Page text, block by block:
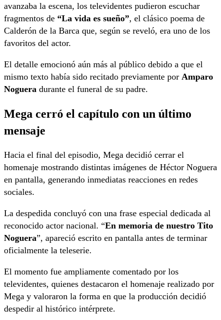
avanzaba la escena, los televidentes pudieron escuchar
fragmentos de “La vida es sueño”, el clásico poema de
Calderón de la Barca que, según se reveló, era uno de los
favoritos del actor.
El detalle emocionó aún más al público debido a que el
mismo texto había sido recitado previamente por Amparo
Noguera durante el funeral de su padre.
Mega cerró el capítulo con un último
mensaje
Hacia el final del episodio, Mega decidió cerrar el
homenaje mostrando distintas imágenes de Héctor Noguera
en pantalla, generando inmediatas reacciones en redes
sociales.
La despedida concluyó con una frase especial dedicada al
reconocido actor nacional. “En memoria de nuestro Tito
Noguera”, apareció escrito en pantalla antes de terminar
oficialmente la teleserie.
El momento fue ampliamente comentado por los
televidentes, quienes destacaron el homenaje realizado por
Mega y valoraron la forma en que la producción decidió
despedir al histórico intérprete.